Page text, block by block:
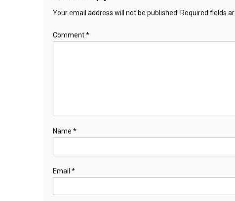
Your email address will not be published. Required fields
Comment*
Name *
Email *